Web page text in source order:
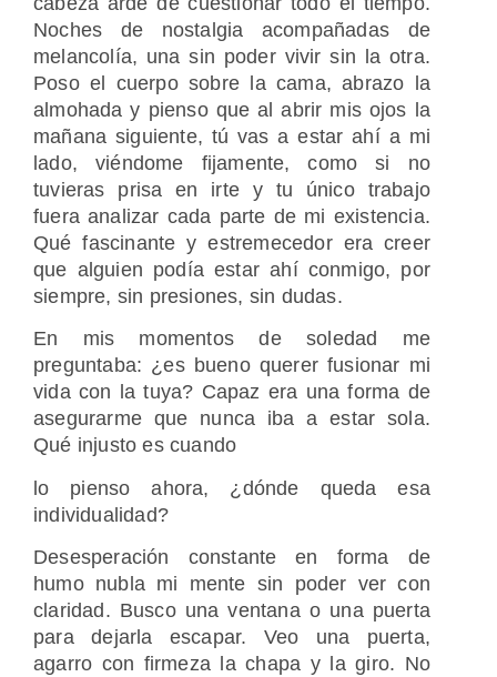
Noches de nostalgia acompañadas de
melancolía, una sin poder vivir sin la otra.
Poso el cuerpo sobre la cama, abrazo la
almohada y pienso que al abrir mis ojos la
mañana siguiente, tú vas a estar ahí a mi
lado, viéndome fijamente, como si no
tuvieras prisa en irte y tu único trabajo
fuera analizar cada parte de mi existencia.
Qué fascinante y estremecedor era creer
que alguien podía estar ahí conmigo, por
siempre, sin presiones, sin dudas.
En mis momentos de soledad me
preguntaba: ¿es bueno querer fusionar mi
vida con la tuya? Capaz era una forma de
asegurarme que nunca iba a estar sola.
Qué injusto es cuando
lo pienso ahora, ¿dónde queda esa
individualidad?
Desesperación constante en forma de
humo nubla mi mente sin poder ver con
claridad. Busco una ventana o una puerta
para dejarla escapar. Veo una puerta,
agarro con firmeza la chapa y la giro. No